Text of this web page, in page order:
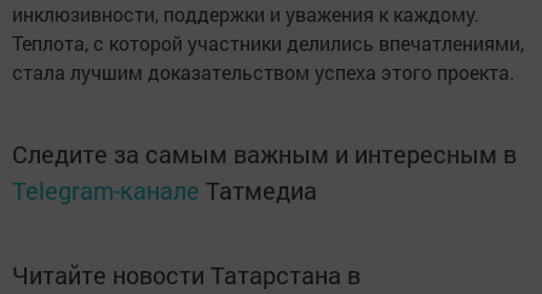
инклюзивности, поддержки и уважения к каждому.
Теплота, с которой участники делились впечатлениями,
стала лучшим доказательством успеха этого проекта.
Следите за самым важным и интересным в
Telegram-канале Татмедиа
Читайте новости Татарстана в